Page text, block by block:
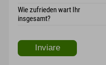
Wie zufrieden wart Ihr
insgesamt?